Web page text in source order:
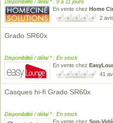
Disponibilité / délai * : 9 à 11 jours
En vente chez Home
2
Grado SR60x
Disponibilité / délai * : En stock
En vente chez
41
Casques hi-fi Grado SR60x
Disponibilité / délai * : En stock
En vente chez Son-